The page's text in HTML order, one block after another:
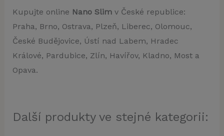
Kupujte online Nano Slimv České republice:
Praha, Brno, Ostrava, Plzeň, Liberec, Olomouc,
České Budějovice, Ústí nad Labem, Hradec
Králové, Pardubice, Zlín, Havířov, Kladno, Most a
Opava.
Další produkty ve stejné kategorii: